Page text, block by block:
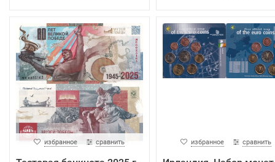
избранное сравнить избранное сравнить